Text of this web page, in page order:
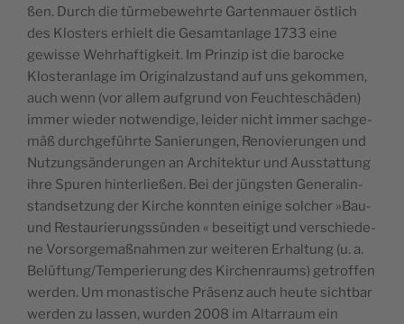
ßen. Durch die tür­me­be­wehr­te Gar­ten­mau­er öst­lich
des Klos­ters erhielt die Gesamt­an­la­ge 1733 eine
gewis­se Wehr­haf­tig­keit. Im Prin­zip ist die baro­cke
Klos­ter­an­la­ge im Ori­gi­nal­zu­stand auf uns gekom­men,
auch wenn (vor allem auf­grund von Feuch­te­schä­den)
immer wie­der not­wen­di­ge, lei­der nicht immer sach­ge­
mäß durch­ge­führ­te Sanie­run­gen, Reno­vie­run­gen und
Nut­zungs­än­de­run­gen an Archi­tek­tur und Aus­stat­tung
ihre Spu­ren hin­ter­lie­ßen. Bei der jüngs­ten Gene­ral­in­
stand­set­zung der Kir­che konn­ten eini­ge sol­cher »Bau-
und Restau­rie­rungs­sün­den « besei­tigt und ver­schie­de­
ne Vor­sor­ge­maß­nah­men zur wei­te­ren Erhal­tung (u. a.
Belüftung/Temperierung des Kir­chen­raums) getrof­fen
wer­den. Um monas­ti­sche Prä­senz auch heu­te sicht­bar
wer­den zu las­sen, wur­den 2008 im Altar­raum ein